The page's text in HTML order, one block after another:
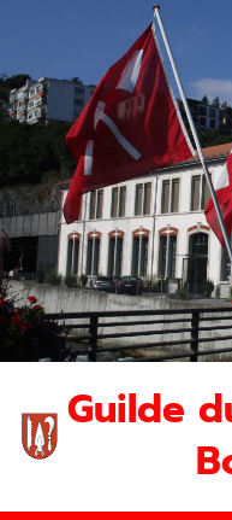
Guilde